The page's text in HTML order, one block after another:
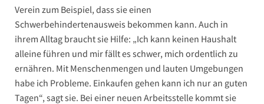
Verein zum Beispiel, dass sie einen
Schwerbehindertenausweis bekommen kann. Auch in
ihrem Alltag braucht sie Hilfe: „Ich kann keinen Haushalt
alleine führen und mir fällt es schwer, mich ordentlich zu
ernähren. Mit Menschenmengen und lauten Umgebungen
habe ich Probleme. Einkaufen gehen kann ich nur an guten
Tagen“, sagt sie. Bei einer neuen Arbeitsstelle kommt sie